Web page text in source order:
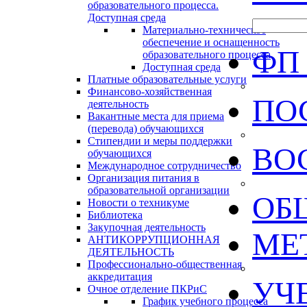
образовательного процесса.
Доступная среда
Материально-техническое
обеспечение и оснащенность
образовательного процесса
Доступная среда
Платные образовательные услуги
Финансово-хозяйственная
деятельность
Вакантные места для приема
(перевода) обучающихся
Стипендии и меры поддержки
обучающихся
Международное сотрудничество
Организация питания в
образовательной организации
Новости о техникуме
Библиотека
Закупочная деятельность
АНТИКОРРУПЦИОННАЯ
ДЕЯТЕЛЬНОСТЬ
Профессионально-общественная
аккредитация
Очное отделение ПКРиС
График учебного процесса
ФП